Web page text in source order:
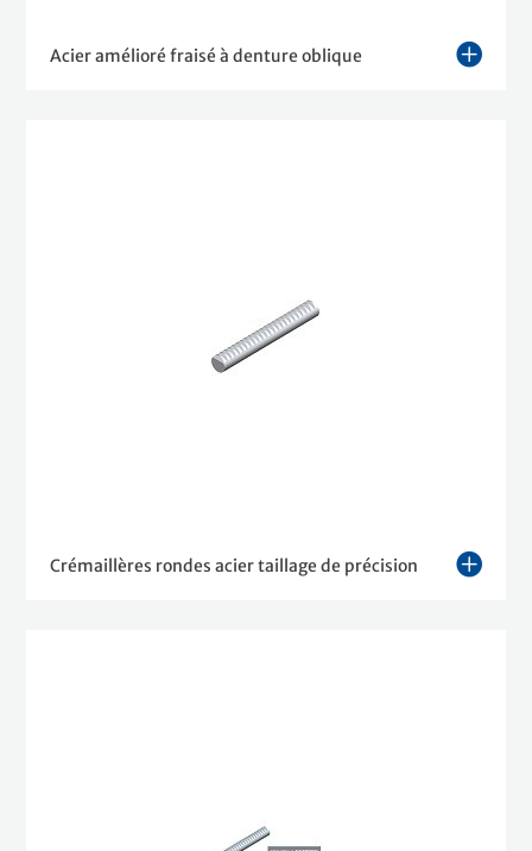
Acier amélioré fraisé à denture oblique
Crémaillères rondes acier taillage de précision